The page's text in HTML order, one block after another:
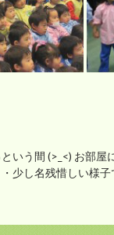
いう間 (>_<) お部屋
少し名残惜しい様